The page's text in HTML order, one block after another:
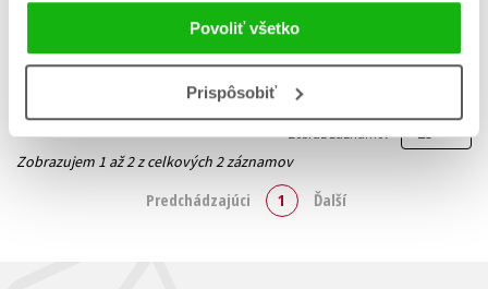
Povoliť všetko
Prispôsobiť
Zobraz záznamov
Zobrazujem 1 až 2 z celkových 2 záznamov
Predchádzajúci 1 Ďalší